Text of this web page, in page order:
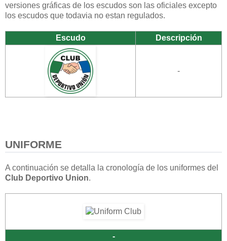
versiones gráficas de los escudos son las oficiales excepto
los escudos que todavia no estan regulados.
Escudo Descripción
-
UNIFORME
A continuación se detalla la cronología de los uniformes del
Club Deportivo Union.
-